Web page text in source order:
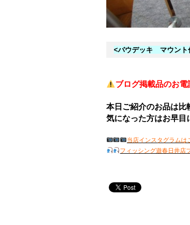
<バウデッキ マウント
ブログ掲載品のお
本日ご紹介のお品は比
気になった方はお早目
当店インスタグラムは
フィッシング遊春日井店